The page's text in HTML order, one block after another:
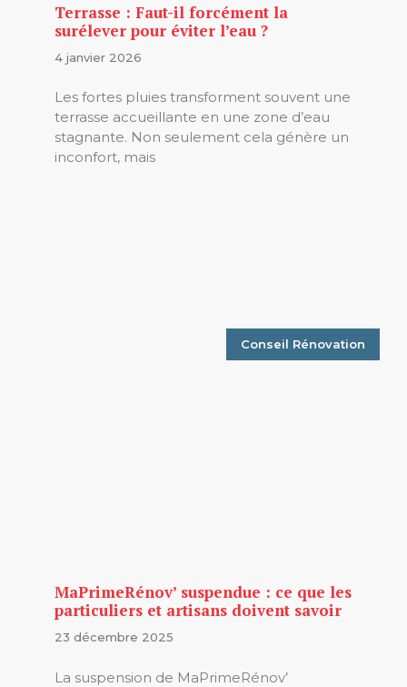
Terrasse : Faut-il forcément la
surélever pour éviter l’eau ?
4 janvier 2026
Les fortes pluies transforment souvent une
terrasse accueillante en une zone d’eau
stagnante. Non seulement cela génère un
inconfort, mais
Conseil Rénovation
MaPrimeRénov’ suspendue : ce que les
particuliers et artisans doivent savoir
23 décembre 2025
La suspension de MaPrimeRénov’